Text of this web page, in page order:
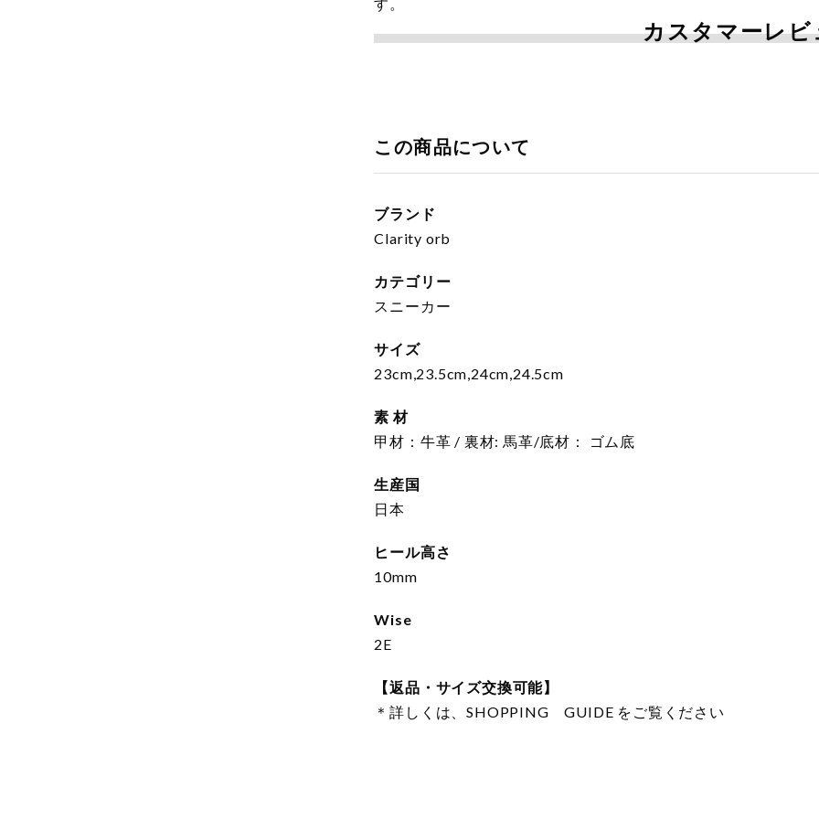
カスタマーレビ
この商品について
ブランド
Clarity orb
カテゴリー
スニーカー
サイズ
23cm,23.5cm,24cm,24.5cm
素 材
甲材：牛革 / 裏材: 馬革/底材： ゴム底
生産国
日本
ヒール高さ
10mm
Wise
2E
【返品・サイズ交換可能】
＊詳しくは、SHOPPING GUIDE をご覧ください